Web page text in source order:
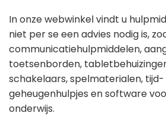
In onze webwinkel vindt u
niet per se een advies nodig is,
communicatiehulpmiddelen,
toetsenborden,
schakelaars, spelmaterialen,
geheugenhulpjes en software
onderwijs.